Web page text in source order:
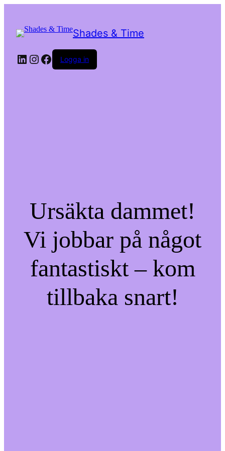
Shades & Time
LinkedIn
Instagram
Facebook
Logga in
Ursäkta dammet!
Vi jobbar på något
fantastiskt – kom
tillbaka snart!